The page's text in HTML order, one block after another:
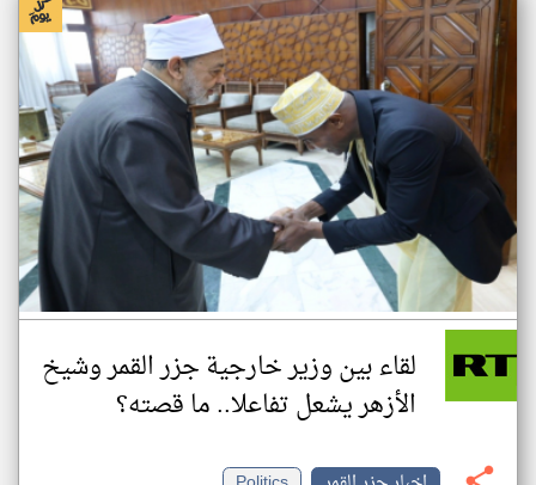
لقاء بين وزير خارجية جزر القمر وشيخ
الأزهر يشعل تفاعلا.. ما قصته؟